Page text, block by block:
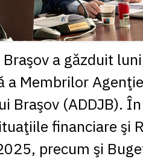
a găzduit
a Membrilor
Braşov (ADDJB).
financiare şi
precum şi